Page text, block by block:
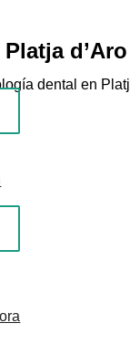
dental en